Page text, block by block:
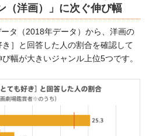
（洋画）」に次ぐ伸び幅
タ（2018年データ）から、洋画の
］と回答した人の割合を確認して
幅が大きいジャンル上位5つです。